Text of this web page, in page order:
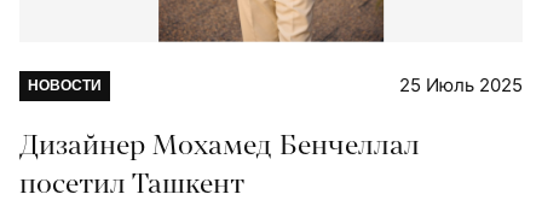
НОВОСТИ 25 Июль 2025
Дизайнер Мохамед Бенчеллал
посетил Ташкент